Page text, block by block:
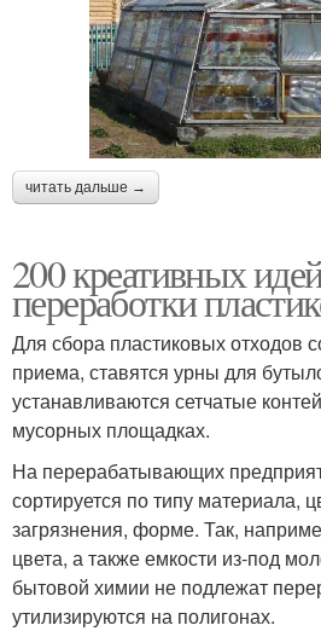
читать дальше →
200 креативных
переработки
Для сбора пластиковых отходов
приема, ставятся урны для
устанавливаются сетчатые
мусорных площадках.
На перерабатывающих
сортируется по типу материала,
загрязнения, форме. Так,
цвета, а также емкости из-под
бытовой химии не подлежат
утилизируются на полигонах.